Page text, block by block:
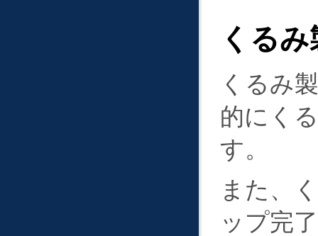
くる
くるみ
的にく
す。
また、
ップ完